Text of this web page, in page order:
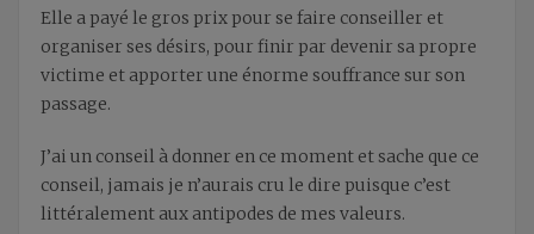
Elle a payé le gros prix pour se faire conseiller et
organiser ses désirs, pour finir par devenir sa propre
victime et apporter une énorme souffrance sur son
passage.
J’ai un conseil à donner en ce moment et sache que ce
conseil, jamais je n’aurais cru le dire puisque c’est
littéralement aux antipodes de mes valeurs.